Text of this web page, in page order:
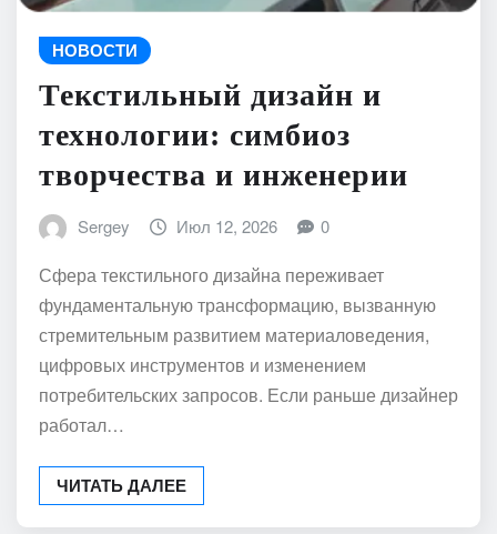
НОВОСТИ
Текстильный дизайн и
технологии: симбиоз
творчества и инженерии
Sergey Июл 12, 2026 0
Сфера текстильного дизайна переживает
фундаментальную трансформацию, вызванную
стремительным развитием материаловедения,
цифровых инструментов и изменением
потребительских запросов. Если раньше дизайнер
работал…
ЧИТАТЬ ДАЛЕЕ